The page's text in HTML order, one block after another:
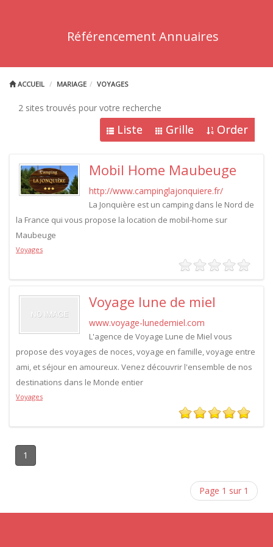
Référencement Annuaires
ACCUEIL MARIAGE VOYAGES
2 sites trouvés pour votre recherche
Liste Grille Order
Mobil Home Maubeuge
http://www.campinglajonquiere.fr/
La Jonquière est un camping dans le Nord de
la France qui vous propose la location de mobil-home sur
Maubeuge
Voyages
Voyage lune de miel
www.voyage-lunedemiel.com
L'agence de Voyage Lune de Miel vous
propose des voyages de noces, voyage en famille, voyage entre
ami, et séjour en amoureux. Venez découvrir l'ensemble de nos
destinations dans le Monde entier
Voyages
1
Page 1 sur 1